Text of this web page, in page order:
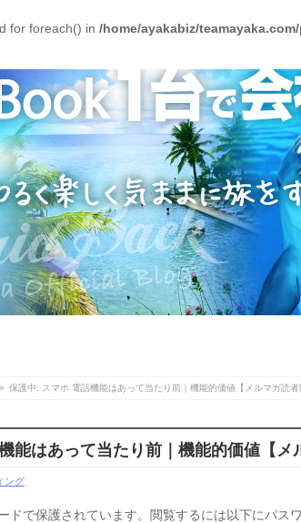
for foreach() in /home/ayakabiz/
» 保護中: スマホ 電話機能はあって当たり前｜機能的価値【メルマガ読者
能はあって当たり前｜機能的価値【メ
ング
ドで保護されています。閲覧するには以下にパス